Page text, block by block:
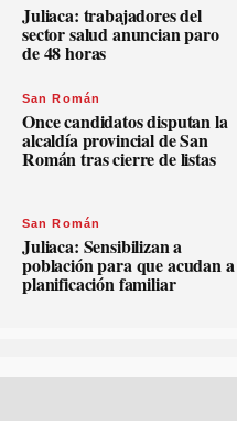
Juliaca: trabajadores del
sector salud anuncian paro
de 48 horas
San Román
Once candidatos disputan la
alcaldía provincial de San
Román tras cierre de listas
San Román
Juliaca: Sensibilizan a
población para que acudan a
planificación familiar